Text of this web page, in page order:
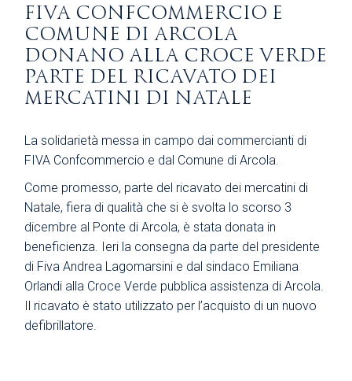
FIVA CONFCOMMERCIO E
COMUNE DI ARCOLA
DONANO ALLA CROCE VERDE
PARTE DEL RICAVATO DEI
MERCATINI DI NATALE
La solidarietà messa in campo dai commercianti di
FIVA Confcommercio e dal Comune di Arcola.
Come promesso, parte del ricavato dei mercatini di
Natale, fiera di qualità che si è svolta lo scorso 3
dicembre al Ponte di Arcola, è stata donata in
beneficienza. Ieri la consegna da parte del presidente
di Fiva Andrea Lagomarsini e dal sindaco Emiliana
Orlandi alla Croce Verde pubblica assistenza di Arcola.
Il ricavato è stato utilizzato per l’acquisto di un nuovo
defibrillatore.